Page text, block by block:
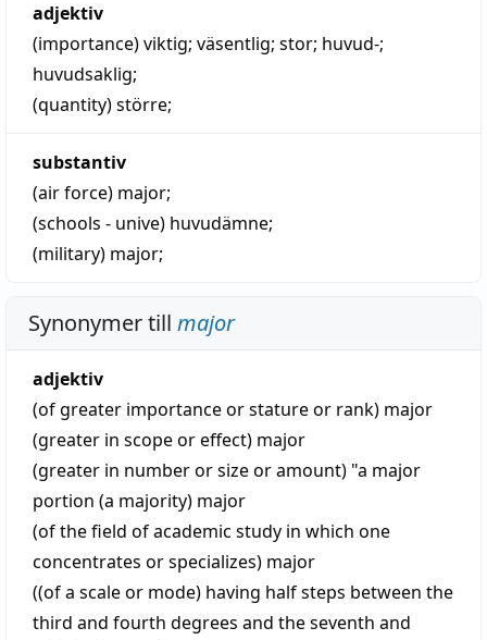
adjektiv
(importance)viktig; väsentlig; stor; huvud-;
huvudsaklig;
(quantity)större;
substantiv
(air force) major;
(schools - unive) huvudämne;
(military) major;
Synonymer till major
adjektiv
(of greater importance or stature or rank) major
(greater in scope or effect) major
(greater in number or size or amount) "a major
portion (a majority) major
(of the field of academic study in which one
concentrates or specializes) major
((of a scale or mode) having half steps between the
third and fourth degrees and the seventh and